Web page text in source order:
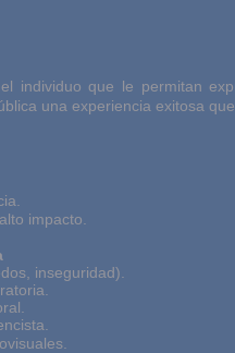
individuo que le permitan
una experiencia exitosa
impacto.
inseguridad).